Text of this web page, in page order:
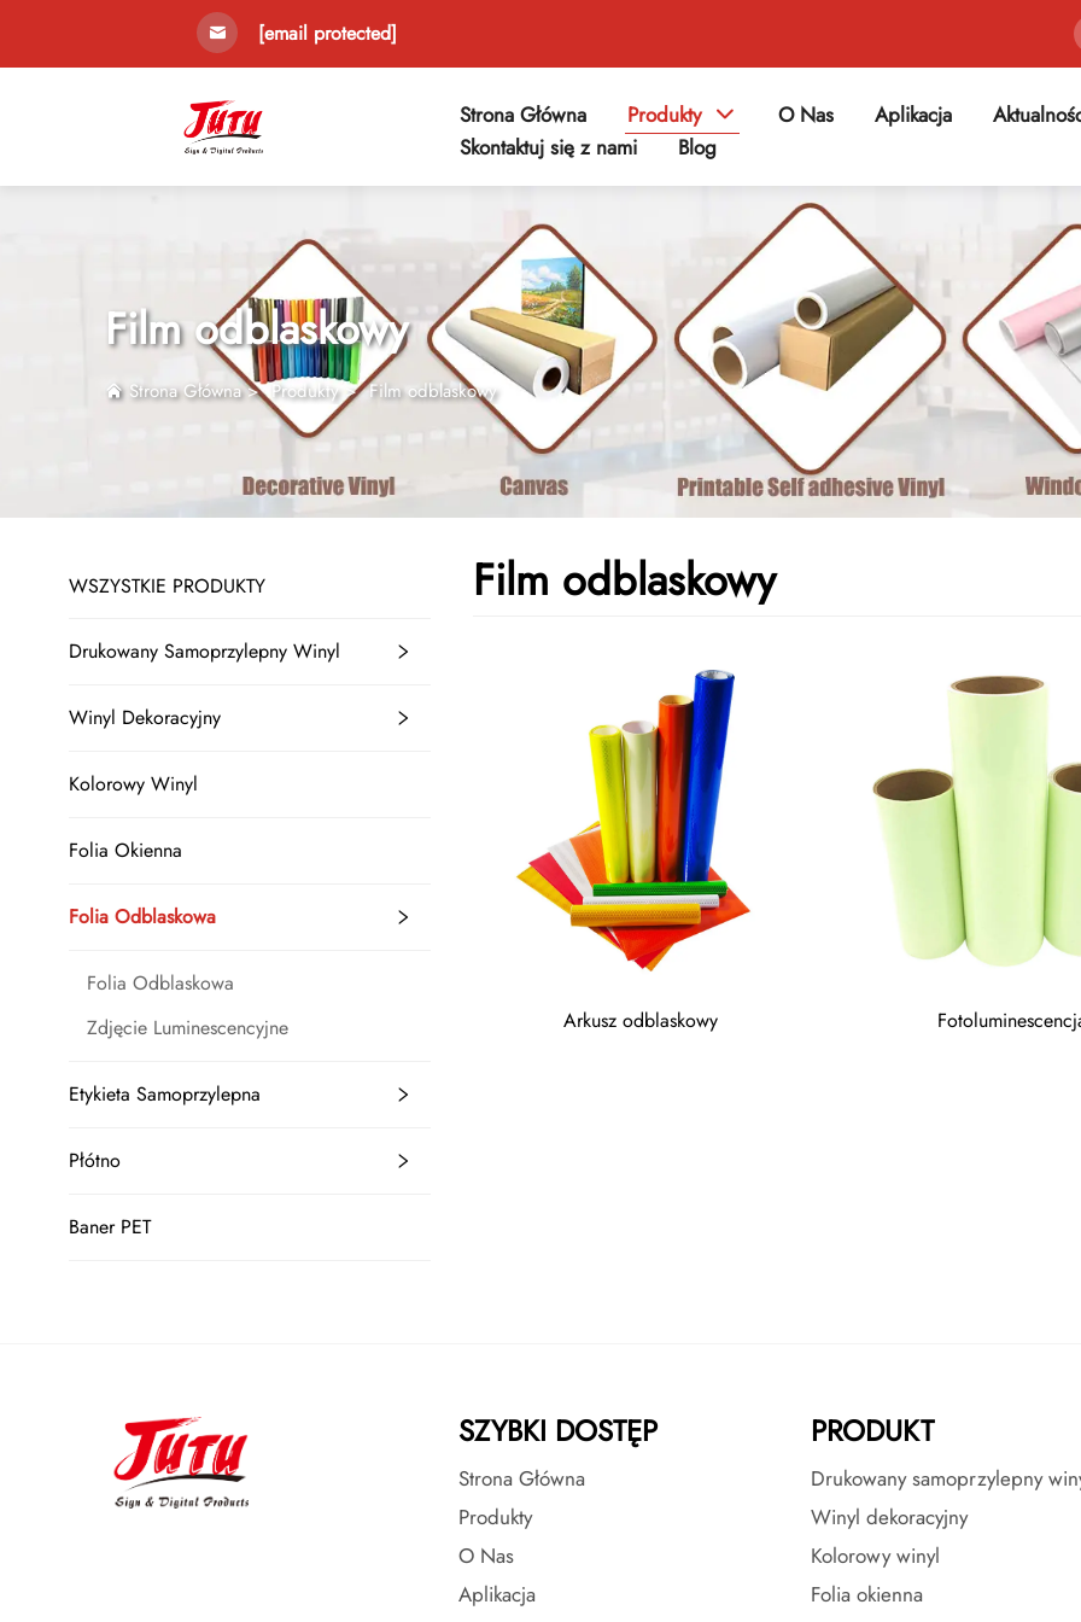
[email protected]
Strona Główna Produkty O Nas Aplikacja
Skontaktuj się z nami
Blog
Film odblaskowy
Strona Główna>Produkty>Film odblaskowy
WSZYSTKIE PRODUKTY
Drukowany Samoprzylepny Winyl
Winyl Dekoracyjny
Kolorowy Winyl
Folia Okienna
Folia Odblaskowa
Folia Odblaskowa
Zdjęcie Luminescencyjne
Etykieta Samoprzylepna
Płótno
Baner PET
Film odblaskowy
Arkusz odblaskowy
SZYBKI DOSTĘP
Strona Główna
Produkty
O Nas
Aplikacja
PRODUKT
Drukowany samoprzylepny
Winyl dekoracyjny
Kolorowy winyl
Folia okienna